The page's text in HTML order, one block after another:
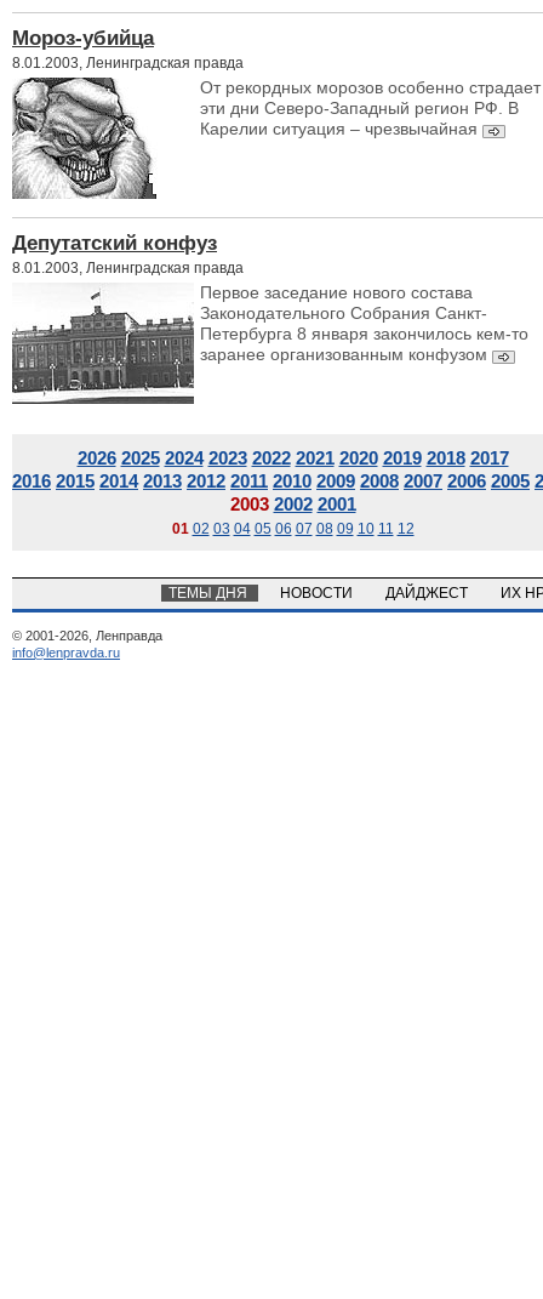
Мороз-убийца
8.01.2003, Ленинградская правда
От рекордных морозов особенно страдает
эти дни Северо-Западный регион РФ. В
Карелии ситуация – чрезвычайная
Депутатский конфуз
8.01.2003, Ленинградская правда
Первое заседание нового состава
Законодательного Собрания Санкт-
Петербурга 8 января закончилось кем-то
заранее организованным конфузом
2026 2025 2024 2023 2022 2021 2020 2019 2018 2017
2016 2015 2014 2013 2012 2011 2010 2009 2008 2007 2006 2005
2003 2002 2001
01 02 03 04 05 06 07 08 09 10 11 12
ТЕМЫ ДНЯ НОВОСТИ ДАЙДЖЕСТ ИХ
© 2001-2026, Ленправда
info@lenpravda.ru